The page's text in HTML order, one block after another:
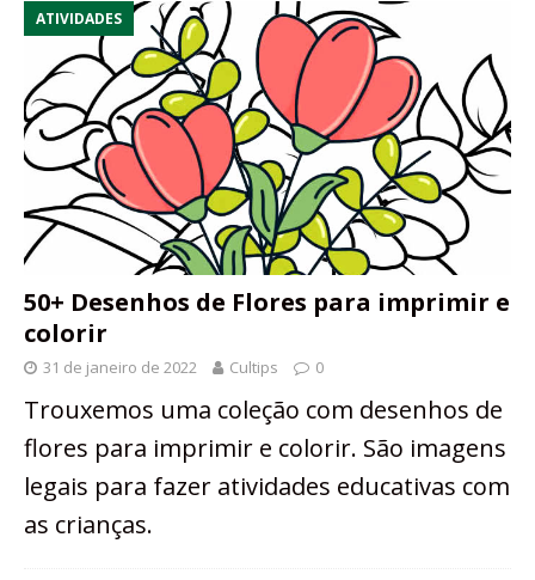
ATIVIDADES
50+ Desenhos de Flores para imprimir e
colorir
31 de janeiro de 2022 Cultips 0
Trouxemos uma coleção com desenhos de
flores para imprimir e colorir. São imagens
legais para fazer atividades educativas com
as crianças.